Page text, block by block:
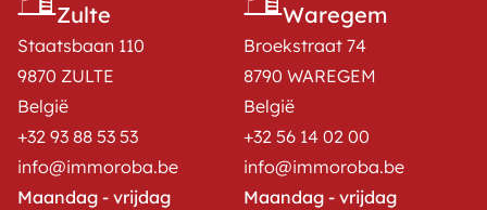
Zulte
Staatsbaan 110
9870 ZULTE
België
+32 93 88 53 53
info@immoroba.be
Maandag - vrijdag
Waregem
Broekstraat 74
8790 WAREGEM
België
+32 56 14 02 00
info@immoroba.be
Maandag - vrijdag